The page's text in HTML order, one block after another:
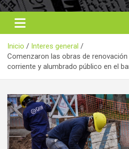
Informe 21
Noticas reales
Inicio
Interes general
Comenzaron las obras de renovación
corriente y alumbrado público en el